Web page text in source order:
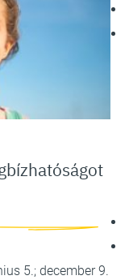
5.; december 9.